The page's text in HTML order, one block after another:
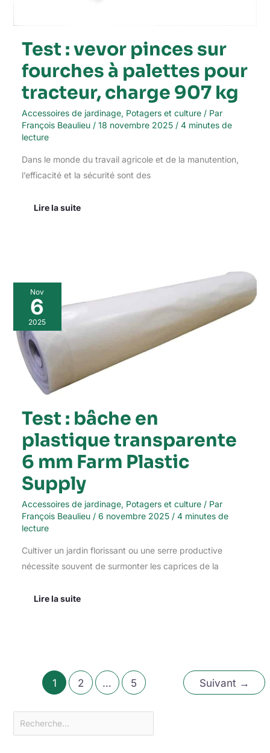
Test : vevor pinces sur
fourches à palettes pour
tracteur, charge 907 kg
Accessoires de jardinage, Potagers et culture/ Par
François Beaulieu / 18 novembre 2025 / 4 minutes de
lecture
Dans le monde du travail agricole et de la manutention,
l’efficacité et la sécurité sont des
Lire la suite
Nov
6
2025
Test : bâche en
plastique transparente
6 mm Farm Plastic
Supply
Accessoires de jardinage, Potagers et culture/ Par
François Beaulieu / 6 novembre 2025 / 4 minutes de
lecture
Cultiver un jardin florissant ou une serre productive
nécessite souvent de surmonter les caprices de la
Test
:
bâche
en
plastique
transparente
6
mm
Farm
Plastic
Lire la suite
1 2 … 5 Suivant →